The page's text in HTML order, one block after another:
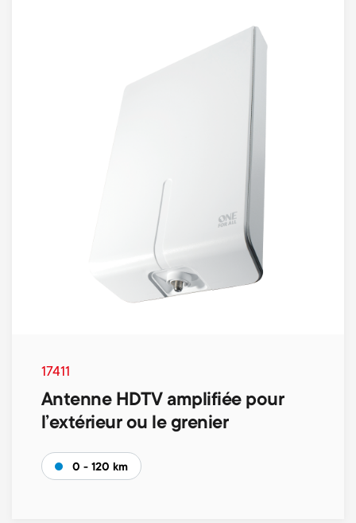
17411
Antenne HDTV amplifiée pour
l’extérieur ou le grenier
0 - 120 km